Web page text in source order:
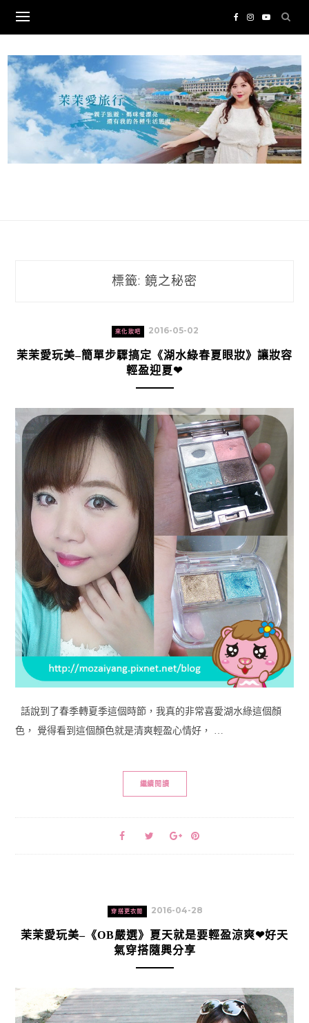
content
標籤: 鏡之秘密
來化妝吧 2016-05-02
茉茉愛玩美–簡單步驟搞定《湖水綠春夏眼妝》讓妝容
輕盈迎夏❤
話說到了春季轉夏季這個時節，我真的非常喜愛湖水綠這個顏
色， 覺得看到這個顏色就是清爽輕盈心情好， …
繼續閱讀
穿搭更衣間 2016-04-28
茉茉愛玩美–《OB嚴選》夏天就是要輕盈涼爽❤好天
氣穿搭隨興分享